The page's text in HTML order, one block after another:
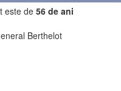
este de 56 de ani
Berthelot